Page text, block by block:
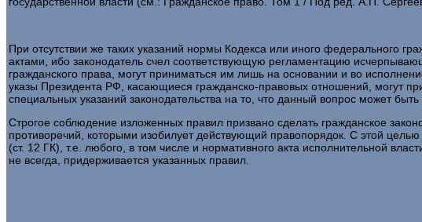
При отсутствии же таких указаний нормы Кодекса или иного федерального
актами, ибо законодатель счел соответствующую регламентацию
гражданского права, могут приниматься им лишь на основании и во
указы Президента РФ, касающиеся гражданско-правовых отношений, могут
специальных указаний законодательства на то, что данный вопрос может
Строгое соблюдение изложенных правил призвано сделать гражданское
противоречий, которыми изобилует действующий правопорядок. С этой
(ст. 12 ГК), т.е. любого, в том числе и нормативного акта исполнительной
не всегда, придерживается указанных правил.